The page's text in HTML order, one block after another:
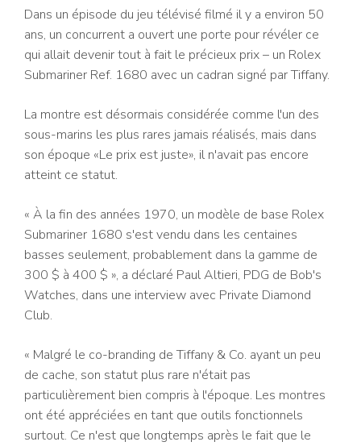
Dans un épisode du jeu télévisé filmé il y a environ 50
ans, un concurrent a ouvert une porte pour révéler ce
qui allait devenir tout à fait le précieux prix – un Rolex
Submariner Ref. 1680 avec un cadran signé par Tiffany.
La montre est désormais considérée comme l'un des
sous-marins les plus rares jamais réalisés, mais dans
son époque «Le prix est juste», il n'avait pas encore
atteint ce statut.
« À la fin des années 1970, un modèle de base Rolex
Submariner 1680 s'est vendu dans les centaines
basses seulement, probablement dans la gamme de
300 $ à 400 $ », a déclaré Paul Altieri, PDG de Bob's
Watches, dans une interview avec Private Diamond
Club.
« Malgré le co-branding de Tiffany & Co. ayant un peu
de cache, son statut plus rare n'était pas
particulièrement bien compris à l'époque. Les montres
ont été appréciées en tant que outils fonctionnels
surtout. Ce n'est que longtemps après le fait que le